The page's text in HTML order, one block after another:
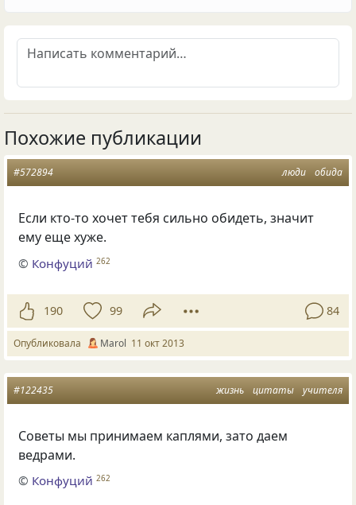
Похожие публикации
люди обида
#572894
Если кто-то хочет тебя сильно обидеть, значит
ему еще хуже.
© Конфуций 262
190 99 84
Опубликовала Marol 11 окт 2013
жизнь цитаты учителя
#122435
Советы мы принимаем каплями, зато даем
ведрами.
© Конфуций 262